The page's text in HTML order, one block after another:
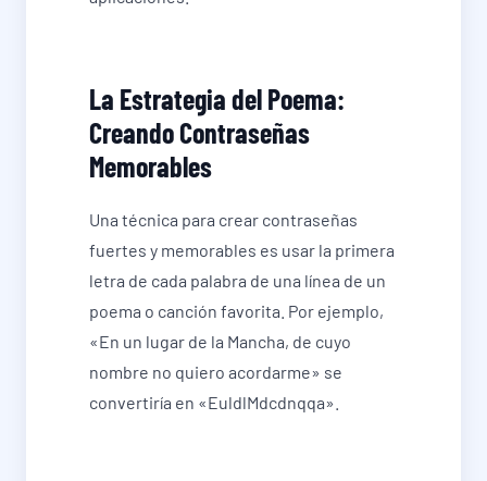
La Estrategia del Poema:
Creando Contraseñas
Memorables
Una técnica para crear contraseñas
fuertes y memorables es usar la primera
letra de cada palabra de una línea de un
poema o canción favorita. Por ejemplo,
«En un lugar de la Mancha, de cuyo
nombre no quiero acordarme» se
convertiría en «EuldlMdcdnqqa».